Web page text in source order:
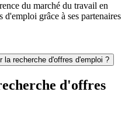
du marché du travail en
grâce à ses partenaires
la recherche d'offres d'emploi ?
d'offres